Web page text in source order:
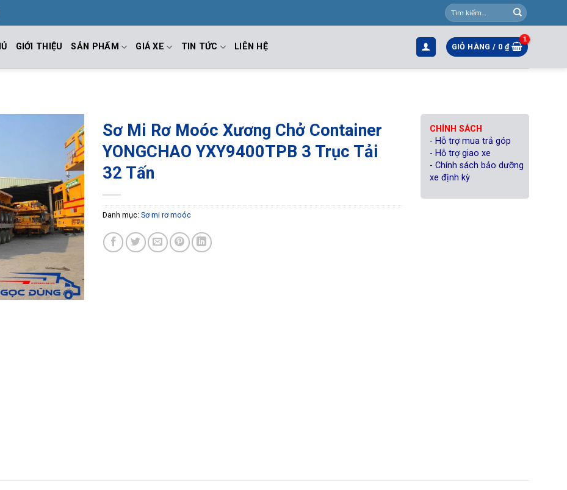
Tìm
kiếm:
GIỚI THIỆU SẢN PHẨM GIÁ XE TIN TỨC LIÊN HỆ GIỎ HÀNG / 0 ₫
Sơ Mi Rơ Moóc Xương Chở Container
YONGCHAO YXY9400TPB 3 Trục Tải
32 Tấn
Danh mục: Sơ mi rơ moóc
CHÍNH SÁCH
- Hỗ trợ mua trả góp
- Hỗ trợ giao xe
- Chính sách bảo dưỡng
xe định kỳ